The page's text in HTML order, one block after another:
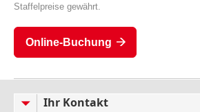
Staffelpreise gewährt.
Online-Buchung
Ihr Kontakt